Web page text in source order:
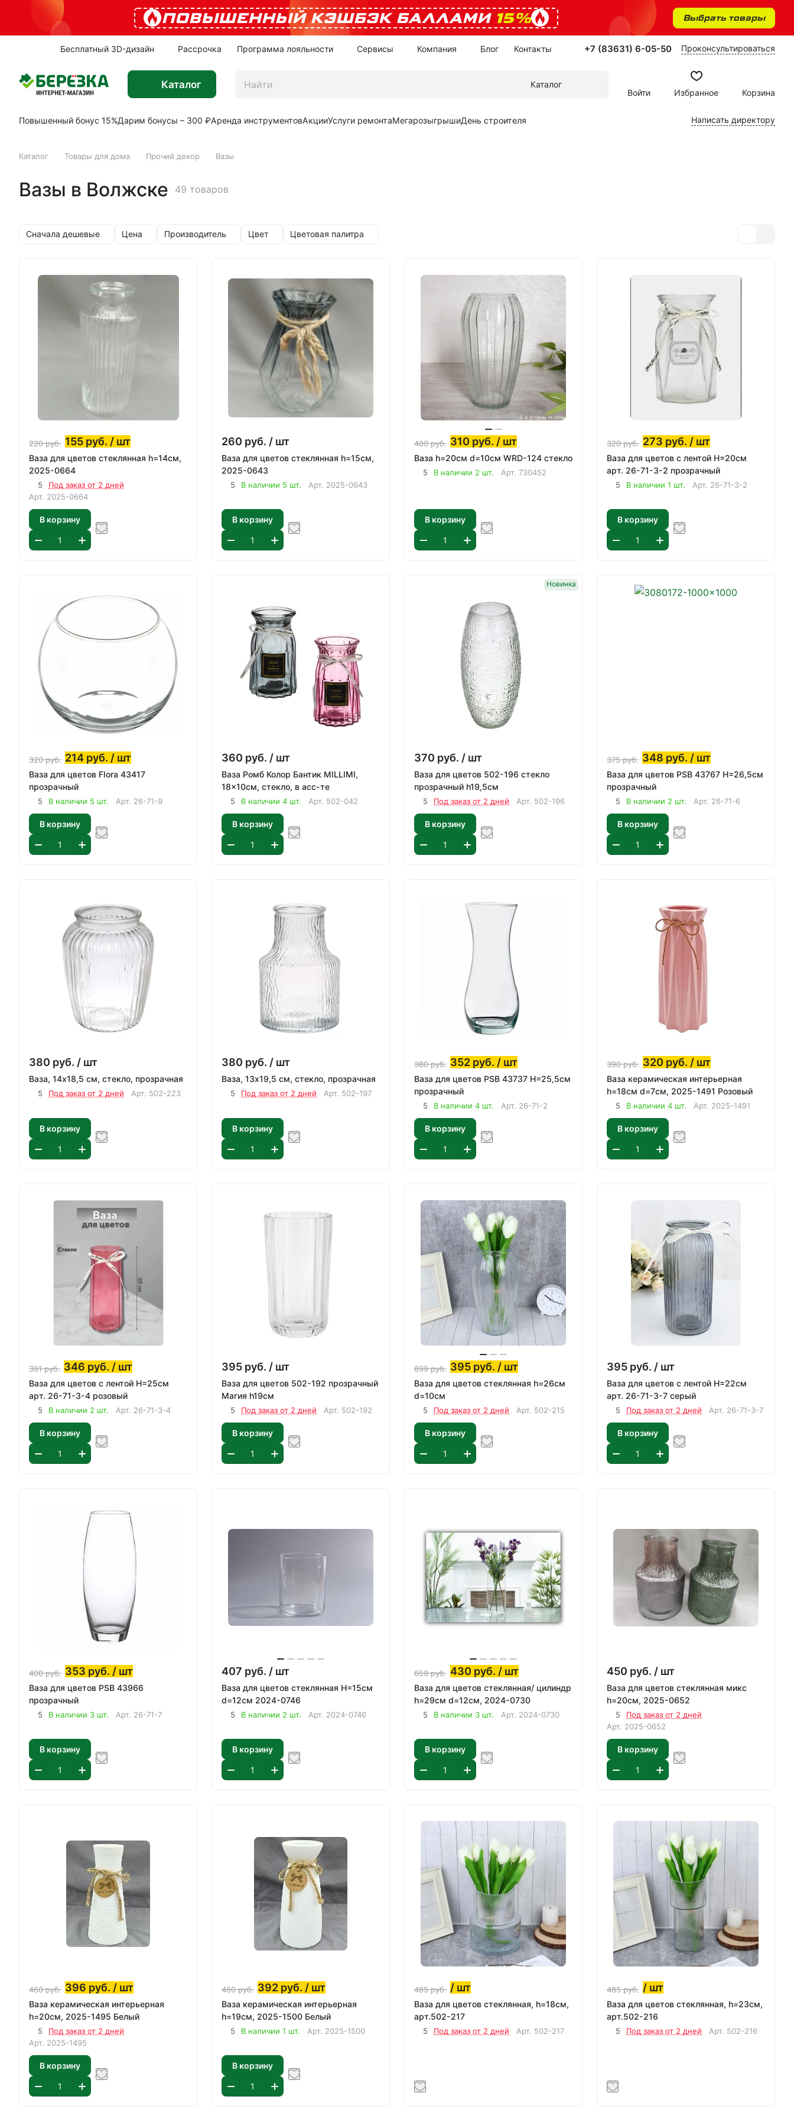
ПОВЫШЕННЫЙ КЭШБЭК БАЛЛАМИ 15% Выбрать товары
Бесплатный 3D-дизайн Рассрочка Программа лояльности Сервисы Компания Блог Контакты +7 (83631) 6-05-50 Проконсультироваться
Каталог
Каталог
Войти
Избранное Корзина
Повышенный бонус 15%Дарим бонусы – 300 ₽Аренда инструментовАкцииУслуги ремонтаМегарозыгрышиДень строителя Написать директору
Каталог Товары для дома Прочий декор Вазы
Вазы в Волжске 49 товаров
Сначала дешевые Цена Производитель Цвет Цветовая палитра
220руб. 155 руб. / шт
Ваза для цветов стеклянная h=14см,
2025-0664
5
Под заказ от 2 дней
Арт. 2025-0664
В корзину
260 руб. / шт
Ваза для цветов стеклянная h=15см,
2025-0643
5 В наличии 5 шт. Арт. 2025-0643
В корзину
400руб. 310 руб. / шт
Ваза h=20см d=10см WRD-124 стекло
5 В наличии 2 шт. Арт. 730452
В корзину
320руб. 273 руб. / шт
Ваза для цветов с лентой H=20см
арт. 26-71-3-2 прозрачный
5 В наличии 1 шт. Арт. 26-71-3-2
В корзину
320руб. 214 руб. / шт
Ваза для цветов Flora 43417
прозрачный
5 В наличии 5 шт. Арт. 26-71-9
В корзину
360 руб. / шт
Ваза Ромб Колор Бантик MILLIMI,
18x10см, стекло, в асс-те
5 В наличии 4 шт. Арт. 502-042
В корзину
Новинка
370 руб. / шт
Ваза для цветов 502-196 стекло
прозрачный h19,5см
5 Под заказ от 2 дней Арт. 502-196
В корзину
375руб. 348 руб. / шт
Ваза для цветов PSB 43767 Н=26,5см
прозрачный
5 В наличии 2 шт. Арт. 26-71-6
В корзину
380 руб. / шт
Ваза, 14х18,5 см, стекло, прозрачная
5 Под заказ от 2 дней Арт. 502-223
В корзину
380 руб. / шт
Ваза, 13х19,5 см, стекло, прозрачная
5 Под заказ от 2 дней Арт. 502-197
В корзину
380руб. 352 руб. / шт
Ваза для цветов PSB 43737 Н=25,5см
прозрачный
5 В наличии 4 шт. Арт. 26-71-2
В корзину
390руб. 320 руб. / шт
Ваза керамическая интерьерная
h=18см d=7см, 2025-1491 Розовый
5 В наличии 4 шт. Арт. 2025-1491
В корзину
391руб. 346 руб. / шт
Ваза для цветов с лентой H=25см
арт. 26-71-3-4 розовый
5 В наличии 2 шт. Арт. 26-71-3-4
В корзину
395 руб. / шт
Ваза для цветов 502-192 прозрачный
Магия h19см
5 Под заказ от 2 дней Арт. 502-192
В корзину
899руб. 395 руб. / шт
Ваза для цветов стеклянная h=26см
d=10см
5 Под заказ от 2 дней Арт. 502-215
В корзину
395 руб. / шт
Ваза для цветов с лентой H=22см
арт. 26-71-3-7 серый
5 Под заказ от 2 дней Арт. 26-71-3-7
В корзину
400руб. 353 руб. / шт
Ваза для цветов PSB 43966
прозрачный
5 В наличии 3 шт. Арт. 26-71-7
В корзину
407 руб. / шт
Ваза для цветов стеклянная H=15см
d=12см 2024-0746
5 В наличии 2 шт. Арт. 2024-0746
В корзину
659руб. 430 руб. / шт
Ваза для цветов стеклянная/ цилиндр
h=29см d=12см, 2024-0730
5 В наличии 3 шт. Арт. 2024-0730
В корзину
450 руб. / шт
Ваза для цветов стеклянная микс
h=20см, 2025-0652
5
Под заказ от 2 дней
Арт. 2025-0652
В корзину
460руб. 396 руб. / шт
Ваза керамическая интерьерная
h=20см, 2025-1495 Белый
5
Под заказ от 2 дней
Арт. 2025-1495
В корзину
460руб. 392 руб. / шт
Ваза керамическая интерьерная
h=19см, 2025-1500 Белый
5 В наличии 1 шт. Арт. 2025-1500
В корзину
485руб. / шт
Ваза для цветов стеклянная, h=18см,
арт.502-217
5 Под заказ от 2 дней Арт. 502-217
485руб. / шт
Ваза для цветов стеклянная, h=23см,
арт.502-216
5 Под заказ от 2 дней Арт. 502-216